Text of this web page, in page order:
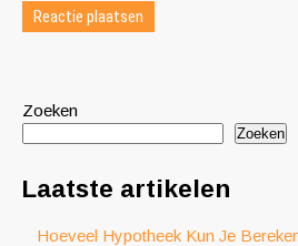
Zoeken
Zoeken
Laatste artikelen
Hoeveel Hypotheek Kun Je